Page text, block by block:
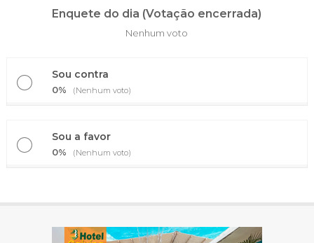
Enquete do dia (Votação encerrada)
Nenhum voto
Sou contra
0% (Nenhum voto)
Sou a favor
0% (Nenhum voto)